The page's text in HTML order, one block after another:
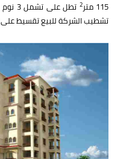
115 متر
2
تشطيب الشركة للبيع تقسيط على 8 سنة بمقدم 1,128,070 جنيه